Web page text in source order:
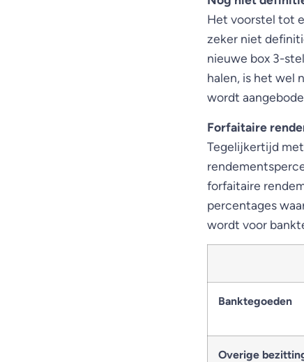
Het voorstel tot
zeker niet
nieuwe box 3-
halen, is het wel
wordt
Forfaitaire
Tegelijkertijd
forfaitaire
percentages
wordt voor
Banktegoeden
Overige